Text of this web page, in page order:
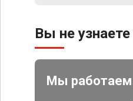
Вы не
Мы работаем